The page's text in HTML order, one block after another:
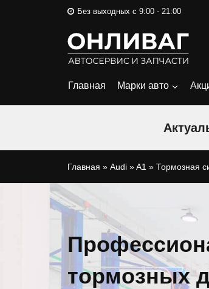
Без выходных с 9:00 - 21:00
Главная Марки авто
Главная » Audi »A1 » Тормозная
тормозных